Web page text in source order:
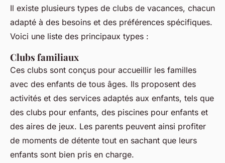
Il existe plusieurs types de clubs de vacances, chacun
adapté à des besoins et des préférences spécifiques.
Voici une liste des principaux types :
Clubs familiaux
Ces clubs sont conçus pour accueillir les familles
avec des enfants de tous âges. Ils proposent des
activités et des services adaptés aux enfants, tels que
des clubs pour enfants, des piscines pour enfants et
des aires de jeux. Les parents peuvent ainsi profiter
de moments de détente tout en sachant que leurs
enfants sont bien pris en charge.